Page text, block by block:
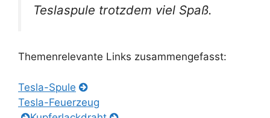
Teslaspule trotzdem viel Spaß.
Themenrelevante Links zusammengefasst:
Tesla-Spule
Tesla-Feuerzeug